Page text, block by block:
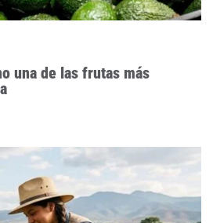
una de las frutas más